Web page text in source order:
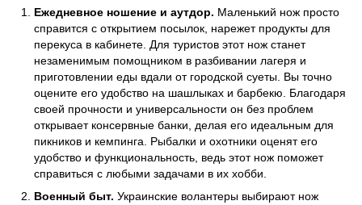
Ежедневное ношение и аутдор. Маленький нож просто
справится с открытием посылок, нарежет продукты для
перекуса в кабинете. Для туристов этот нож станет
незаменимым помощником в разбивании лагеря и
приготовлении еды вдали от городской суеты. Вы точно
оцените его удобство на шашлыках и барбекю. Благодаря
своей прочности и универсальности он без проблем
открывает консервные банки, делая его идеальным для
пикников и кемпинга. Рыбалки и охотники оценят его
удобство и функциональность, ведь этот нож поможет
справиться с любыми задачами в их хобби.
Военный быт. Украинские волантеры выбирают нож